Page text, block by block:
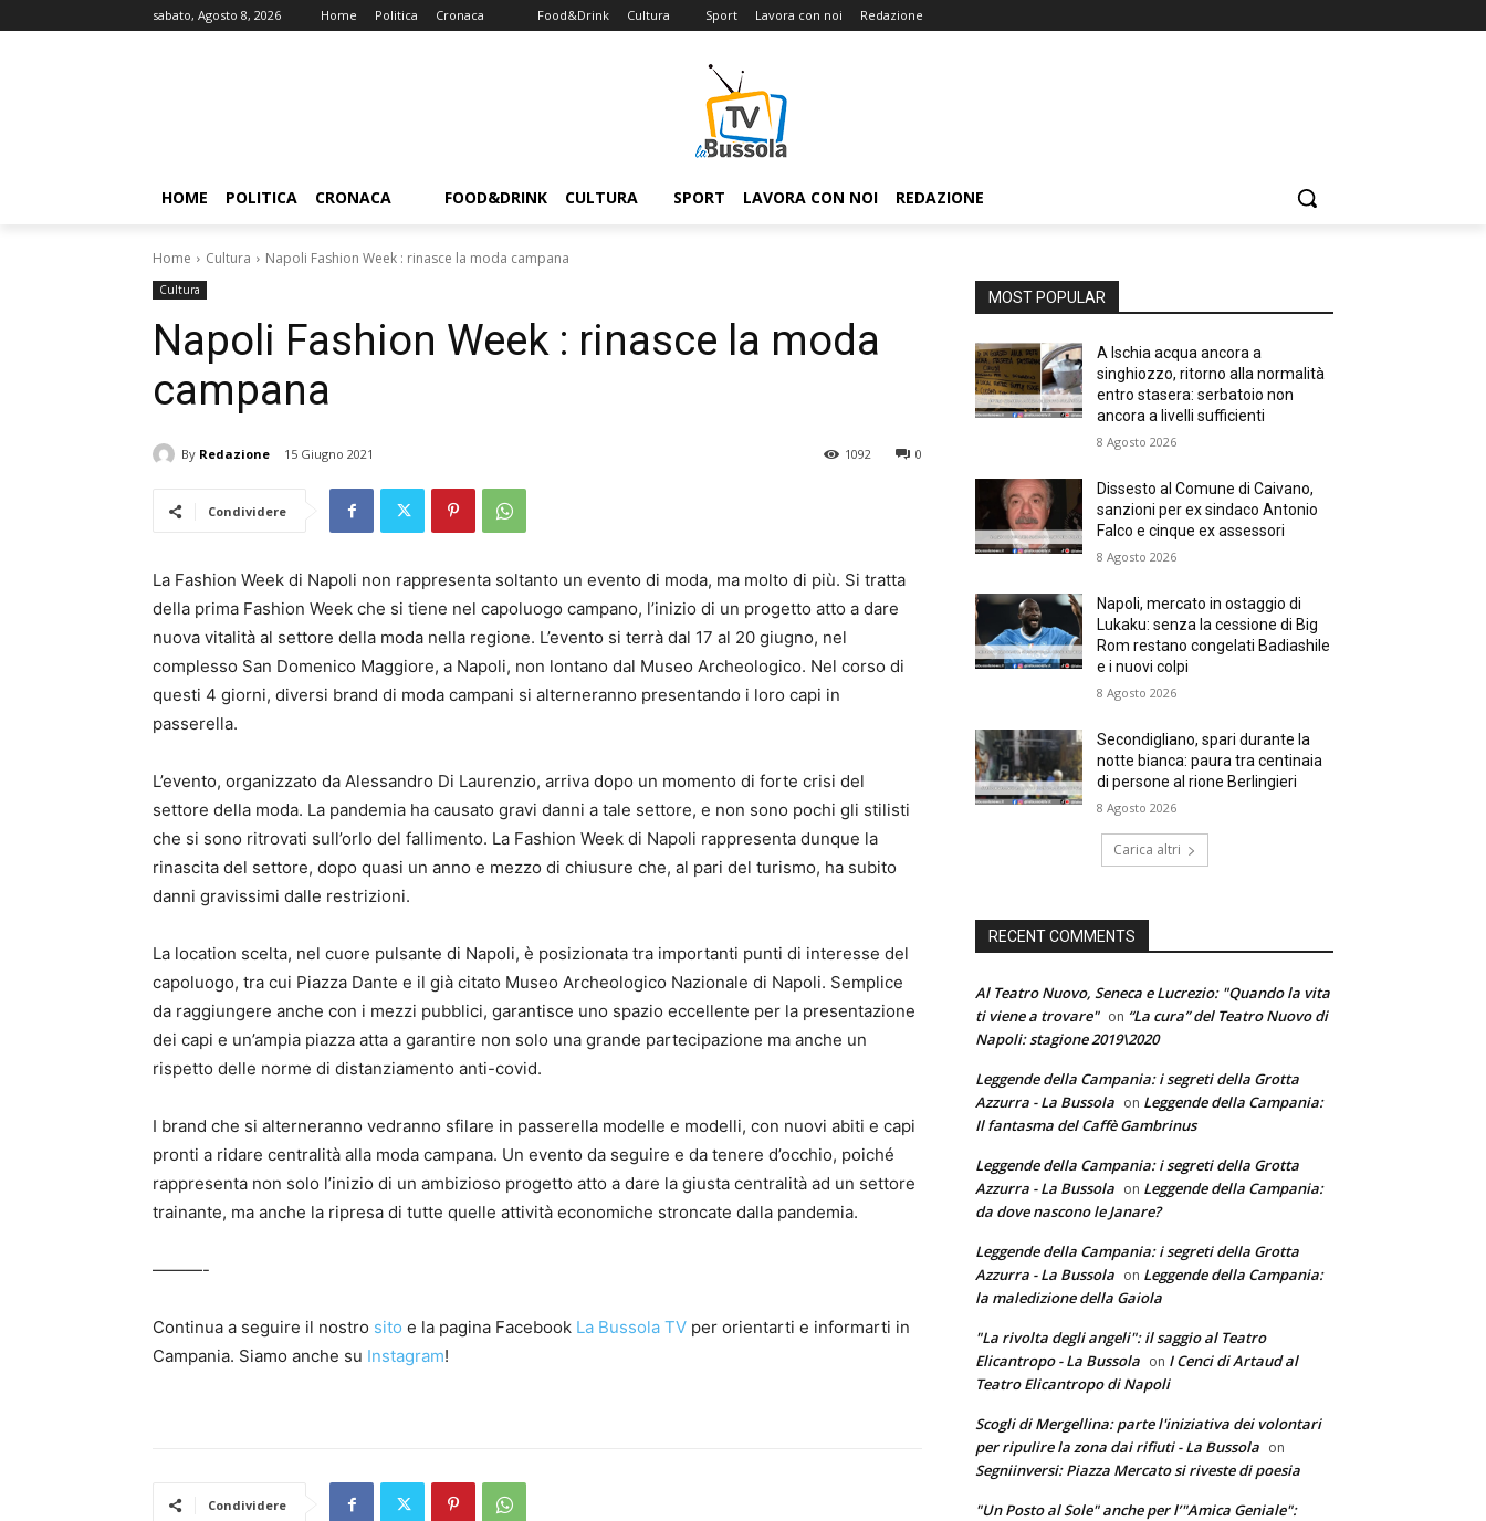
sabato, Agosto 8, 2026 Home Politica Cronaca Food&Drink Cultura Sport Lavora con noi Redazione
HOME POLITICA CRONACA FOOD&DRINK CULTURA SPORT LAVORA CON NOI REDAZIONE
Home Cultura Napoli Fashion Week : rinasce la moda campana
Cultura
Napoli Fashion Week : rinasce la moda
campana
By Redazione 15 Giugno 2021 0
1092
Condividere
La Fashion Week di Napoli non rappresenta soltanto un evento di moda, ma molto di più. Si tratta
della prima Fashion Week che si tiene nel capoluogo campano, l’inizio di un progetto atto a dare
nuova vitalità al settore della moda nella regione. L’evento si terrà dal 17 al 20 giugno, nel
complesso San Domenico Maggiore, a Napoli, non lontano dal Museo Archeologico. Nel corso di
questi 4 giorni, diversi brand di moda campani si alterneranno presentando i loro capi in
passerella.
L’evento, organizzato da Alessandro Di Laurenzio, arriva dopo un momento di forte crisi del
settore della moda. La pandemia ha causato gravi danni a tale settore, e non sono pochi gli stilisti
che si sono ritrovati sull’orlo del fallimento. La Fashion Week di Napoli rappresenta dunque la
rinascita del settore, dopo quasi un anno e mezzo di chiusure che, al pari del turismo, ha subito
danni gravissimi dalle restrizioni.
La location scelta, nel cuore pulsante di Napoli, è posizionata tra importanti punti di interesse del
capoluogo, tra cui Piazza Dante e il già citato Museo Archeologico Nazionale di Napoli. Semplice
da raggiungere anche con i mezzi pubblici, garantisce uno spazio eccellente per la presentazione
dei capi e un’ampia piazza atta a garantire non solo una grande partecipazione ma anche un
rispetto delle norme di distanziamento anti-covid.
I brand che si alterneranno vedranno sfilare in passerella modelle e modelli, con nuovi abiti e capi
pronti a ridare centralità alla moda campana. Un evento da seguire e da tenere d’occhio, poiché
rappresenta non solo l’inizio di un ambizioso progetto atto a dare la giusta centralità ad un settore
trainante, ma anche la ripresa di tutte quelle attività economiche stroncate dalla pandemia.
———-
Continua a seguire il nostro sito e la pagina Facebook La Bussola TV per orientarti e informarti in
Campania. Siamo anche su Instagram!
Condividere
MOST POPULAR
A Ischia acqua ancora a
singhiozzo, ritorno alla normalità
entro stasera: serbatoio non
ancora a livelli sufficienti
8 Agosto 2026
Dissesto al Comune di Caivano,
sanzioni per ex sindaco Antonio
Falco e cinque ex assessori
8 Agosto 2026
Napoli, mercato in ostaggio di
Lukaku: senza la cessione di Big
Rom restano congelati Badiashile
e i nuovi colpi
8 Agosto 2026
Secondigliano, spari durante la
notte bianca: paura tra centinaia
di persone al rione Berlingieri
8 Agosto 2026
Carica altri
RECENT COMMENTS
Al Teatro Nuovo, Seneca e Lucrezio: "Quando la vita
ti viene a trovare" on “La cura” del Teatro Nuovo di
Napoli: stagione 2019\2020
Leggende della Campania: i segreti della Grotta
Azzurra - La Bussola on Leggende della Campania:
Il fantasma del Caffè Gambrinus
Leggende della Campania: i segreti della Grotta
Azzurra - La Bussola on Leggende della Campania:
da dove nascono le Janare?
Leggende della Campania: i segreti della Grotta
Azzurra - La Bussola on Leggende della Campania:
la maledizione della Gaiola
"La rivolta degli angeli": il saggio al Teatro
Elicantropo - La Bussola on I Cenci di Artaud al
Teatro Elicantropo di Napoli
Scogli di Mergellina: parte l'iniziativa dei volontari
per ripulire la zona dai rifiuti - La Bussola on
Segniinversi: Piazza Mercato si riveste di poesia
"Un Posto al Sole" anche per l’"Amica Geniale":